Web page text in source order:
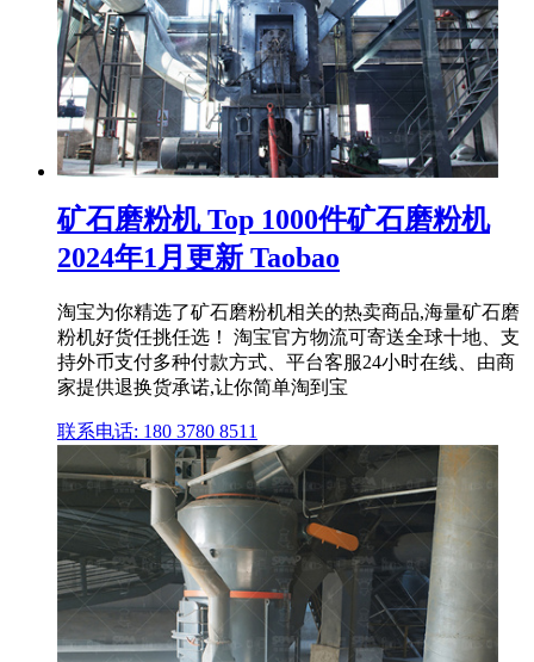
矿石磨粉机 Top 1000件矿石磨粉机
2024年1月更新 Taobao
淘宝为你精选了矿石磨粉机相关的热卖商品,海量矿石磨
粉机好货任挑任选！ 淘宝官方物流可寄送全球十地、支
持外币支付多种付款方式、平台客服24小时在线、由商
家提供退换货承诺,让你简单淘到宝
联系电话: 180 3780 8511